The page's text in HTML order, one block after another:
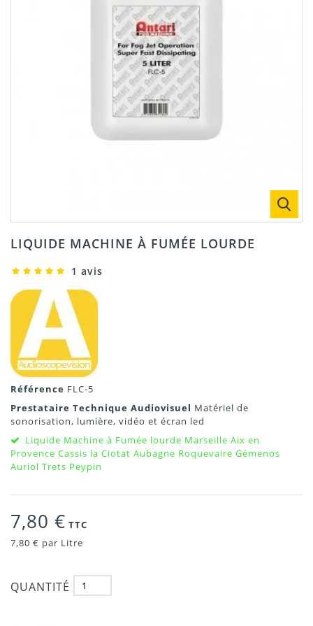
LIQUIDE MACHINE À FUMÉE LOURDE
1 avis
Référence FLC-5
Prestataire Technique Audiovisuel Matériel de
sonorisation, lumière, vidéo et écran led
Liquide Machine à Fumée lourde Marseille Aix en
Provence Cassis la Ciotat Aubagne Roquevaire Gémenos
Auriol Trets Peypin
7,80 € TTC
7,80 € par Litre
QUANTITÉ